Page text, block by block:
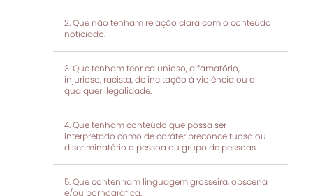
Que não tenham relação clara com o conteúdo
noticiado.
Que tenham teor calunioso, difamatório,
injurioso, racista, de incitação à violência ou a
qualquer ilegalidade.
Que tenham conteúdo que possa ser
interpretado como de caráter preconceituoso ou
discriminatório a pessoa ou grupo de pessoas.
Que contenham linguagem grosseira, obscena
e/ou pornográfica.